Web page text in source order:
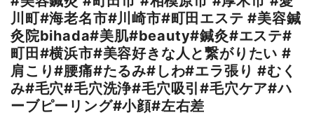
川町#海老名市#川崎市#町田エステ #美容鍼
灸院bihada#美肌#beauty#鍼灸#エステ#
町田#横浜市#美容好きな人と繋がりたい #
肩こり#腰痛#たるみ#しわ#エラ張り #むく
み#毛穴#毛穴洗浄#毛穴吸引#毛穴ケア#ハ
ーブピーリング#小顔#左右差